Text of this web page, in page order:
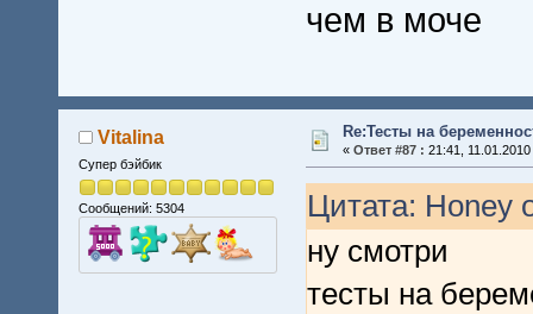
чем в моче
Vitalina
Супер бэйбик
Сообщений: 5304
Re:Тесты на
« Ответ #87 : 21:41, 11.01.2010
Цитата: Honey
ну смотри
тесты на